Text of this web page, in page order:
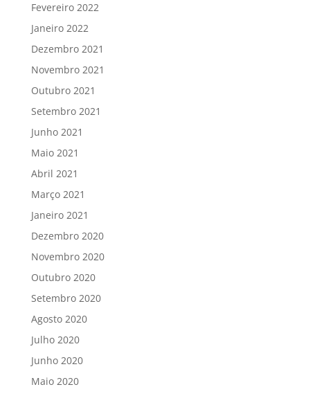
Fevereiro 2022
Janeiro 2022
Dezembro 2021
Novembro 2021
Outubro 2021
Setembro 2021
Junho 2021
Maio 2021
Abril 2021
Março 2021
Janeiro 2021
Dezembro 2020
Novembro 2020
Outubro 2020
Setembro 2020
Agosto 2020
Julho 2020
Junho 2020
Maio 2020